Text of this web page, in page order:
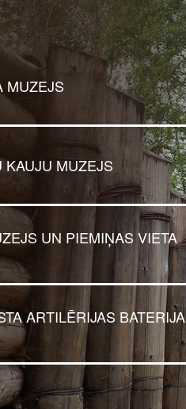
MUZEJS
MUZEJS
UN PIEMIŅAS VIETA
ARTILĒRIJAS BATERIJA